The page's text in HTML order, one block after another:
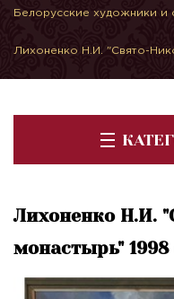
Белорусские художники и
Лихоненко Н.И. "Свято-
Лихоненко Н.И.
монастырь"